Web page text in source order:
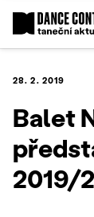
28. 2. 2019
Balet
2019/